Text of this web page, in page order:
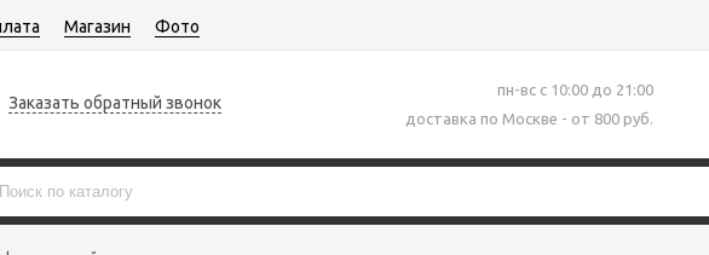
Магазин Фото
Заказать обратный звонок
пн-вс с 10:00 до 21:00
доставка по Москве - от 800 руб.